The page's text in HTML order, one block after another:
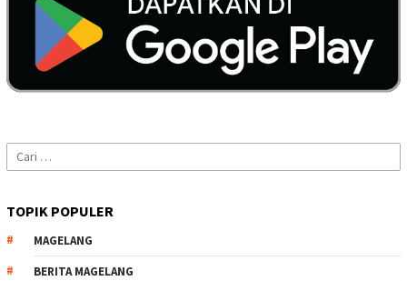
Cari
untuk:
TOPIK POPULER
MAGELANG
BERITA MAGELANG